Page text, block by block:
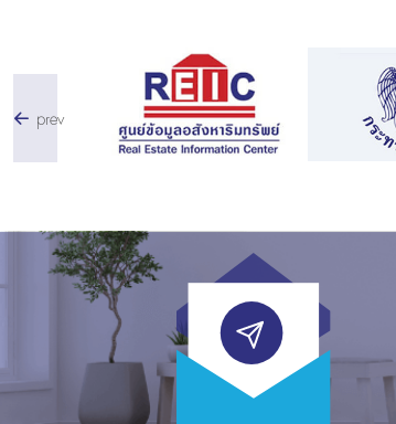
prev